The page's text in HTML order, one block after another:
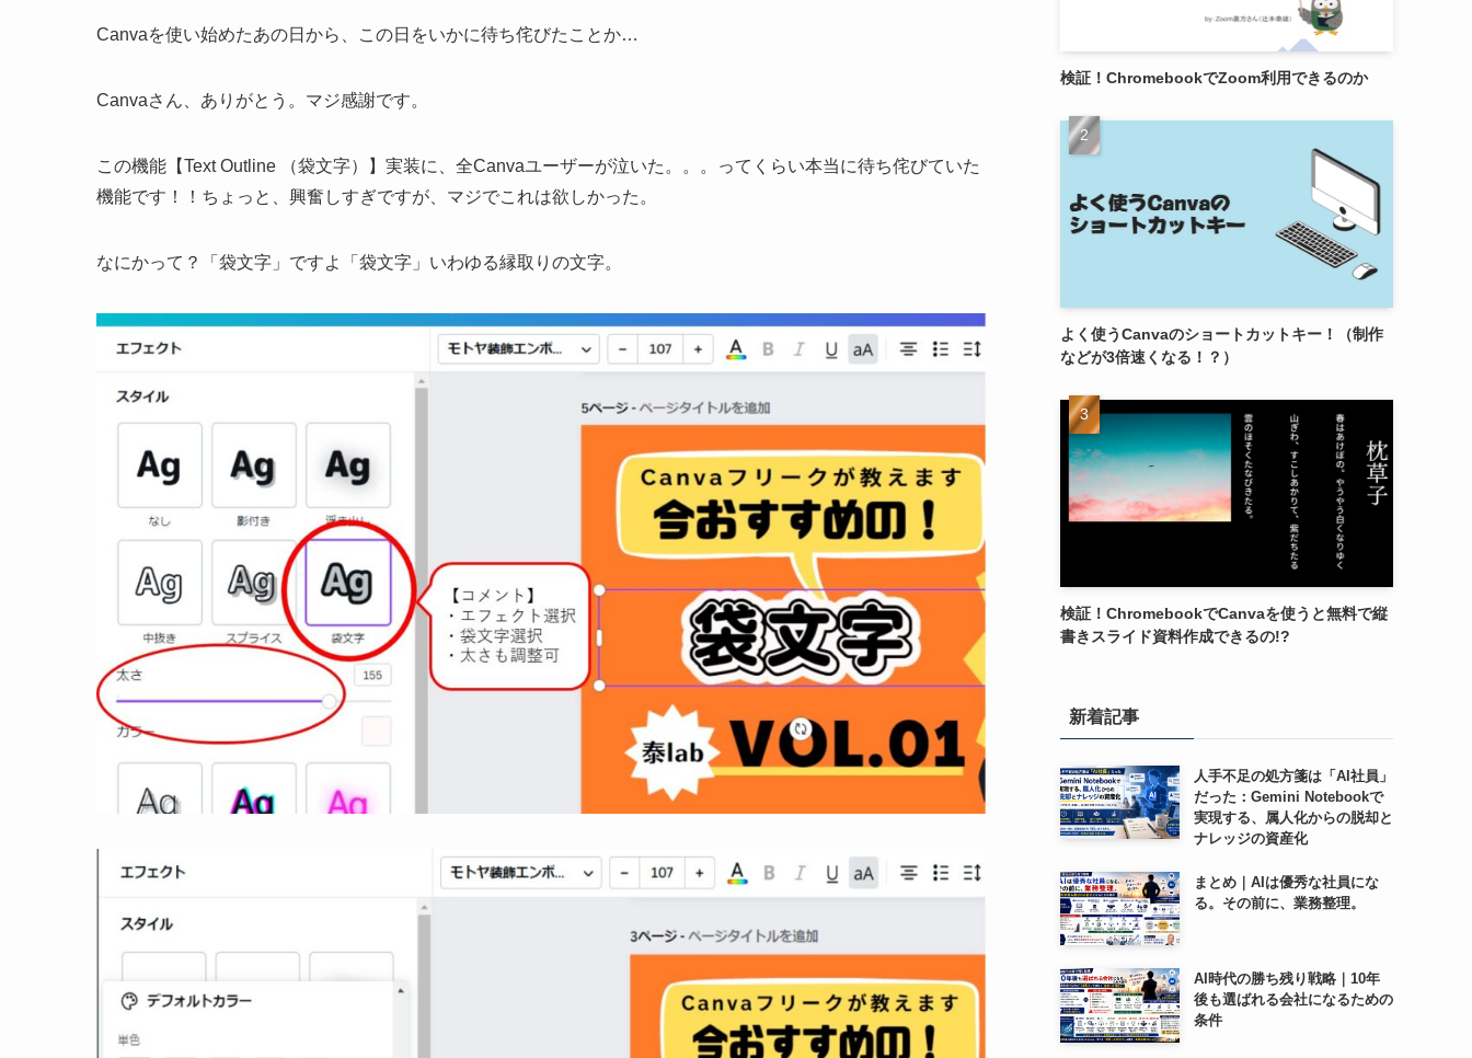
Canvaを使い始めたあの日から、この日をいかに待ち侘びたことか…
Canvaさん、ありがとう。マジ感謝です。
この機能【Text Outline （袋文字）】実装に、全Canvaユーザーが泣いた。。。ってくらい本当に待ち侘びていた
機能です！！ちょっと、興奮しすぎですが、マジでこれは欲しかった。
なにかって？「袋文字」ですよ「袋文字」いわゆる縁取りの文字。
検証！ChromebookでZoom利用できるのか
よく使うCanvaのショートカットキー！（制作
などが3倍速くなる！？）
検証！ChromebookでCanvaを使うと無料で縦
書きスライド資料作成できるの!?
新着記事
人手不足の処方箋は「AI社員」
だった：Gemini Notebookで
実現する、属人化からの脱却と
ナレッジの資産化
まとめ｜AIは優秀な社員にな
る。その前に、業務整理。
AI時代の勝ち残り戦略｜10年
後も選ばれる会社になるための
条件